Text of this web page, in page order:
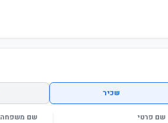
שכיר
שם פרטי שם משפחה